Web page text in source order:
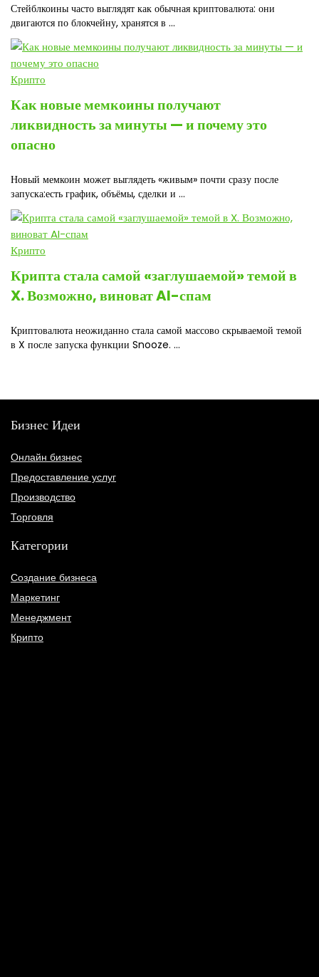
Стейблкоины часто выглядят как обычная криптовалюта: они
двигаются по блокчейну, хранятся в ...
Крипто
Как новые мемкоины получают
ликвидность за минуты — и почему это
опасно
Новый мемкоин может выглядеть «живым» почти сразу после
запуска:есть график, объёмы, сделки и ...
Крипто
Крипта стала самой «заглушаемой» темой в
X. Возможно, виноват AI-спам
Криптовалюта неожиданно стала самой массово скрываемой темой
в X после запуска функции Snooze. ...
Бизнес Идеи
Онлайн бизнес
Предоставление услуг
Производство
Торговля
Категории
Создание бизнеса
Маркетинг
Менеджмент
Крипто